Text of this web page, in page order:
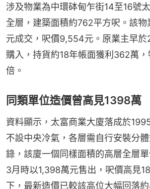
涉及物業為中環砵甸乍街14至16號
全層，建築面積約762平方呎。該
元成交，呎價9,554元。原業主早
購入，持貨約18年帳面獲利362萬
倍。
同類單位造價曾高見1398
資料顯示，太富商業大廈落成於
不設中央冷氣，各層需自行安裝分
錄，該廈一個同樣面積的高層全層
3月時以1,398萬元售出，呎價高見
下，最新造價已較該高位大幅回落約